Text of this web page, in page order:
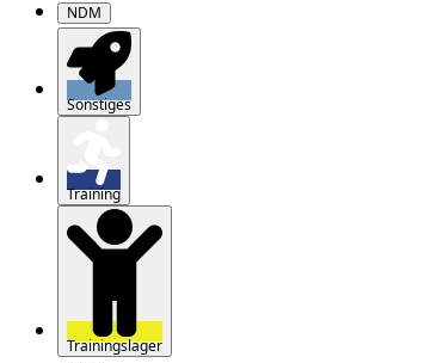
NDM
Sonstiges
Training
Trainingslager